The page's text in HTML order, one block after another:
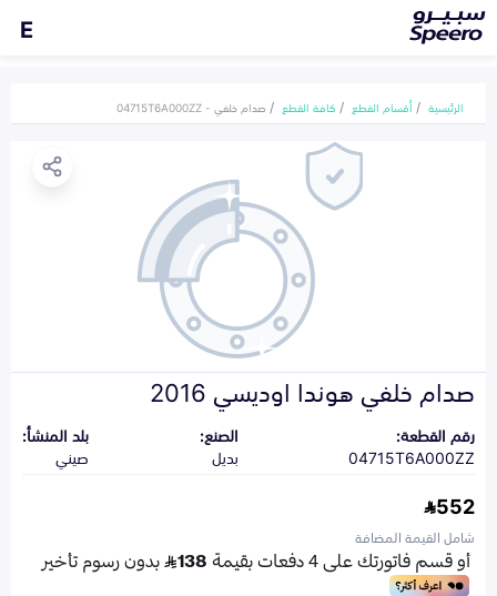
E
الرئيسية أقسام القطع كافة القطع صدام خلفي - 04715T6A000ZZ
صدام خلفي هوندا اوديسي 2016
رقم القطعة:
04715T6A000ZZ
الصنع:
بديل
بلد المنشأ:
صيني
552
شامل القيمة المضافة